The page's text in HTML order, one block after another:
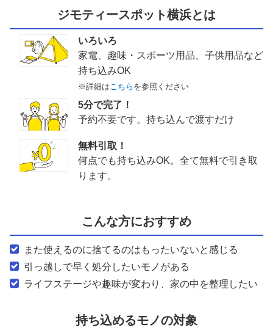
ジモティースポット横浜とは
いろいろ
家電、趣味・スポーツ用品、子供用品など
持ち込みOK
※詳細はこちら を参照ください
5分で完了！
予約不要です。持ち込んで渡すだけ
無料引取！
何点でも持ち込みOK。全て無料で引き取
ります。
こんな方におすすめ
また使えるのに捨てるのはもったいないと感じる
引っ越しで早く処分したいモノがある
ライフステージや趣味が変わり、家の中を整理したい
持ち込めるモノの対象